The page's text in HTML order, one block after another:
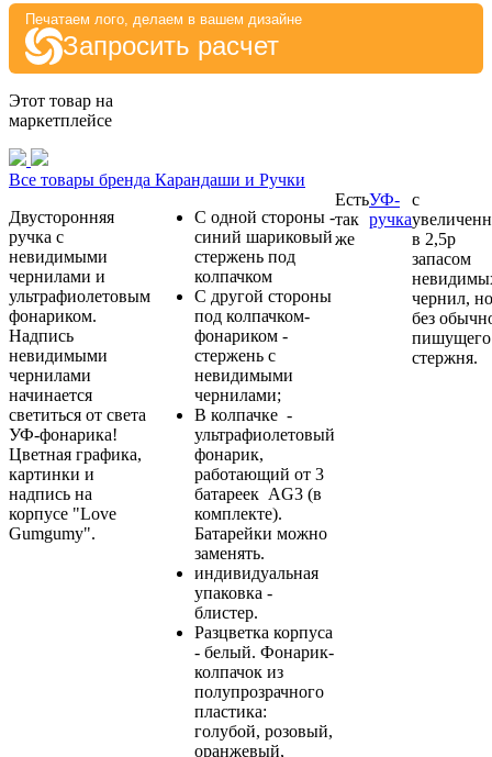
Печатаем лого, делаем в вашем дизайне
Запросить расчет
Этот товар на
маркетплейсе
Все товары бренда Карандаши и Ручки
Двусторонняя
ручка с
невидимыми
чернилами и
ультрафиолетовым
фонариком.
Надпись
невидимыми
чернилами
начинается
светиться от света
УФ-фонарика!
Цветная графика,
картинки и
надпись на
корпусе "Love
Gumgumy".
С одной стороны -
синий шариковый
стержень под
колпачком
С другой стороны
под колпачком-
фонариком -
стержень с
невидимыми
чернилами;
В колпачке -
ультрафиолетовый
фонарик,
работающий от 3
батареек AG3 (в
комплекте).
Батарейки можно
заменять.
индивидуальная
упаковка -
блистер.
Разцветка корпуса
- белый. Фонарик-
колпачок из
полупрозрачного
пластика:
голубой, розовый,
оранжевый,
Есть
так
же
УФ-
ручка
с
в 2,5р
запасом
чернил, но
без
пишущего
стержня.